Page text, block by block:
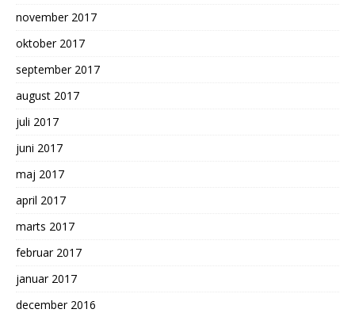
november 2017
oktober 2017
september 2017
august 2017
juli 2017
juni 2017
maj 2017
april 2017
marts 2017
februar 2017
januar 2017
december 2016